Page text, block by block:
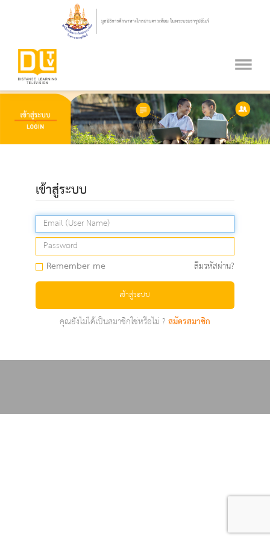
เข้าสู่ระบบ
Remember me ลืมรหัสผ่าน?
เข้าสู่ระบบ
คุณยังไม่ได้เป็นสมาชิกใช่หรือไม่ ?สมัครสมาชิก